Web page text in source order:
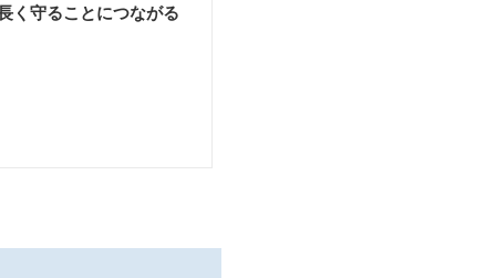
く守ることにつながる